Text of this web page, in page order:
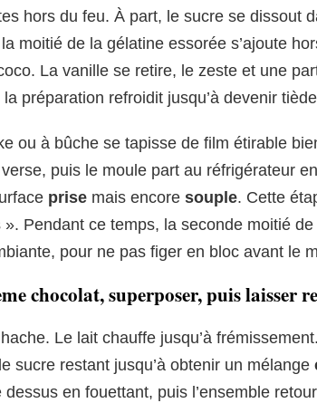
hors du feu. À part, le sucre se dissout
moitié de la gélatine essorée s’ajoute
La vanille se retire, le zeste et une
la préparation refroidit jusqu’à devenir
ou à bûche se tapisse de film étirable
puis le moule part au réfrigérateur
prise mais encore souple. Cette
Pendant ce temps, la seconde moitié
pour ne pas figer en bloc avant le
chocolat, superposer, puis laisser
Le lait chauffe jusqu’à
sucre restant jusqu’à obtenir un mélange
en fouettant, puis l’ensemble